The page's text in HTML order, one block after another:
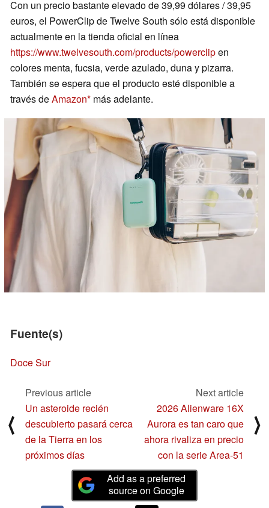
Con un precio bastante elevado de 39,99 dólares / 39,95
euros, el PowerClip de Twelve South sólo está disponible
actualmente en la tienda oficial en línea
https://www.twelvesouth.com/products/powerclipen
colores menta, fucsia, verde azulado, duna y pizarra.
También se espera que el producto esté disponible a
través deAmazon más adelante.
Fuente(s)
Doce Sur
⟨
Previous article
Un asteroide recién
descubierto pasará cerca
de la Tierra en los
próximos días
Next article
2026 Alienware 16X
Aurora es tan caro que
ahora rivaliza en precio
con la serie Area-51
⟩
Add as a preferred
source on Google